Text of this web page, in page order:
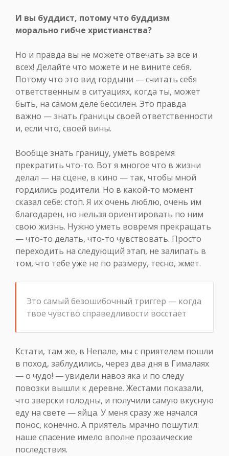
И вы буддист, потому что буддизм
морально гибче христианства?
Но и правда вы не можете отвечать за все и
всех! Делайте что можете и не вините себя.
Потому что это вид гордыни — считать себя
ответственным в ситуациях, когда ты, может
быть, на самом деле бессилен. Это правда
важно — знать границы своей ответственности
и, если что, своей вины.
Вообще знать границу, уметь вовремя
прекратить что-то. Вот я многое что в жизни
делал — на сцене, в кино — так, чтобы мной
гордились родители. Но в какой-то момент
сказал себе: стоп. Я их очень люблю, очень им
благодарен, но нельзя ориентировать по ним
свою жизнь. Нужно уметь вовремя прекращать
— что-то делать, что-то чувствовать. Просто
переходить на следующий этап, не залипать в
том, что тебе уже не по размеру, тесно, жмет.
Это самый безошибочный триггер — когда
твое чувство справедливости восстает
Кстати, там же, в Непале, мы с приятелем пошли
в поход, заблудились, через два дня в Гималаях
— о чудо! — увидели навоз яка и по следу
повозки вышли к деревне. Жестами показали,
что зверски голодны, и получили самую вкусную
еду на свете — яйца. У меня сразу же начался
понос, конечно. А приятель мрачно пошутил:
наше спасение имело вполне прозаические
последствия.